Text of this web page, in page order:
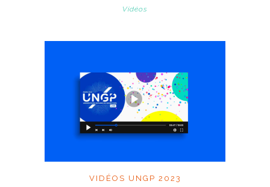
Vidéos
VIDÉOS UNGP 2023